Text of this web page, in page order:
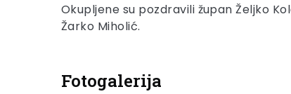
Okupljene su pozdravili župan Željko
Žarko Miholić.
Fotogalerija